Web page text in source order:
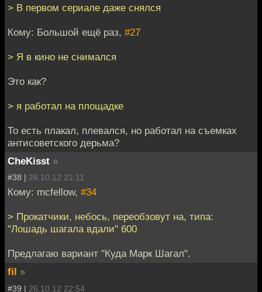
> В первом сериале даже снялся
Кому: Большой ещё раз, #27
> Я в кино не снимался
Это как?
> я работал на площадке
То есть плакал, плевался, но работал на съемках
антисоветского дерьма?
CheKisst »
#38 | 26.10.12 21:11
Кому: mcfellow, #34
> Прокатчики, небось, переобзовут на, типа:
"Лошадь шагала вдали" 600
Предлагаю вариант "Куда Марк Шагал".
fil »
#39 | 26.10.12 22:54